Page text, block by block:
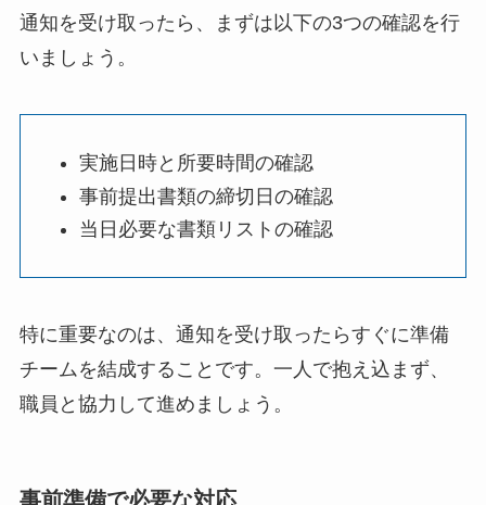
通知を受け取ったら、まずは以下の3つの確認を行
いましょう。
実施日時と所要時間の確認
事前提出書類の締切日の確認
当日必要な書類リストの確認
特に重要なのは、通知を受け取ったらすぐに準備
チームを結成することです。一人で抱え込まず、
職員と協力して進めましょう。
事前準備で必要な対応